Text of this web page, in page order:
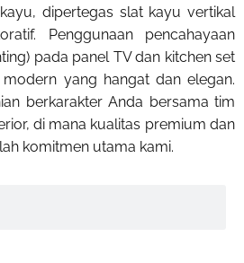
dipertegas slat kayu vertikal
Penggunaan pencahayaan
pada panel TV dan kitchen set
yang hangat dan elegan.
berkarakter Anda bersama tim
di mana kualitas premium dan
komitmen utama kami.